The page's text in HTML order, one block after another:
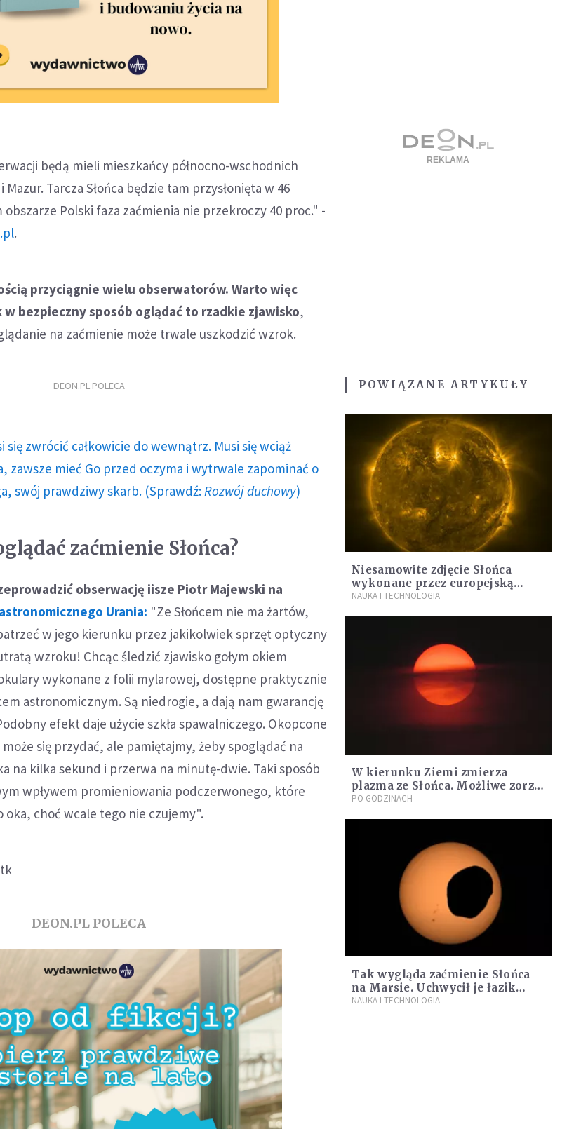
będą mieli mieszkańcy północno-wschodnich
Tarcza Słońca będzie tam przysłonięta w 46
obszarze Polski faza zaćmienia nie przekroczy 40 proc." -
.
przyciągnie wielu obserwatorów. Warto więc
bezpieczny sposób oglądać to rzadkie zjawisko,
na zaćmienie może trwale uszkodzić wzrok.
DEON.PL POLECA
się zwrócić całkowicie do wewnątrz. Musi się wciąż
zawsze mieć Go przed oczyma i wytrwale zapominać o
swój prawdziwy skarb. (Sprawdź: Rozwój duchowy)
zaćmienie Słońca?
obserwację iisze Piotr Majewski na
Urania: "Ze Słońcem nie ma żartów,
w jego kierunku przez jakikolwiek sprzęt optyczny
wzroku! Chcąc śledzić zjawisko gołym okiem
wykonane z folii mylarowej, dostępne praktycznie
astronomicznym. Są niedrogie, a dają nam gwarancję
efekt daje użycie szkła spawalniczego. Okopcone
może się przydać, ale pamiętajmy, żeby spoglądać na
na kilka sekund i przerwa na minutę-dwie. Taki sposób
wpływem promieniowania podczerwonego, które
choć wcale tego nie czujemy".
DEON.PL POLECA
POWIĄZANE ARTYKUŁY
Niesamowite zdjęcie Słońca
wykonane przez europejską
sondę
NAUKA I TECHNOLOGIA
W kierunku Ziemi zmierza
plazma ze Słońca. Możliwe zorze
polarne i awarie sieci
PO GODZINACH
Tak wygląda zaćmienie Słońca
na Marsie. Uchwycił je łazik
Perseverance
NAUKA I TECHNOLOGIA